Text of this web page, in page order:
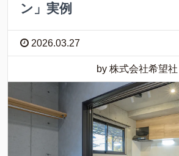
ン」実例
2026.03.27
by 株式会社希望社